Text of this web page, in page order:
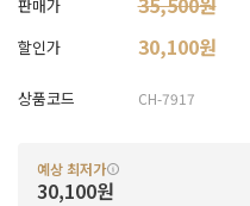
판매가
할인가 30,100원
상품코드 CH-7917
예상 최저가
30,100원